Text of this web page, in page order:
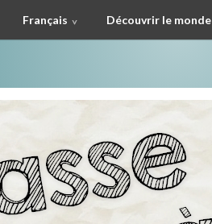
Français Découvrir le monde